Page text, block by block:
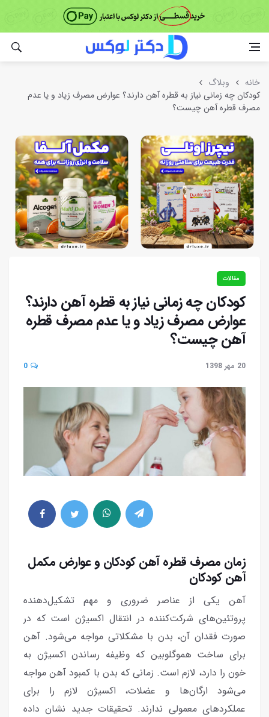
خانه
وبلاگ
کودکان چه زمانی نیاز به قطره آهن دارند؟ عوارض مصرف زیاد و یا عدم
مصرف قطره آهن چیست؟
مقالات
کودکان چه زمانی نیاز به قطره آهن دارند؟
عوارض مصرف زیاد و یا عدم مصرف قطره
آهن چیست؟
20 مهر 1398 0
زمان مصرف قطره آهن کودکان و عوارض مکمل
آهن کودکان
آهن یکی از عناصر ضروری و مهم تشکیل‌دهنده
پروتئین‌های شرکت‌کننده در انتقال اکسیژن است که در
صورت فقدان آن، بدن با مشکلاتی مواجه می‌شود. آهن
برای ساخت هموگلوبین که وظیفه رساندن اکسیژن به
خون را دارد، لازم است. زمانی که بدن با کمبود آهن مواجه
می‌شود ارگان‌ها و عضلات، اکسیژن لازم را برای
عملکردهای معمولی ندارند. تحقیقات جدید نشان داده